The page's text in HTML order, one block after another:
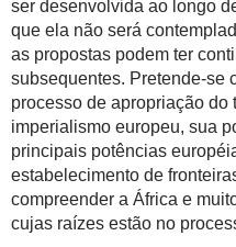
ser desenvolvida ao longo
que ela não será
as propostas podem ter
subsequentes. Pretende-se
processo de apropriação do
imperialismo europeu, sua
principais potências
estabelecimento de
compreender a África e
cujas raízes estão no